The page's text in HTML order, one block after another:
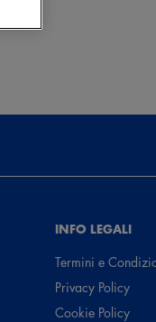
INFO LEGALI
Termini e
Privacy Policy
Cookie Policy